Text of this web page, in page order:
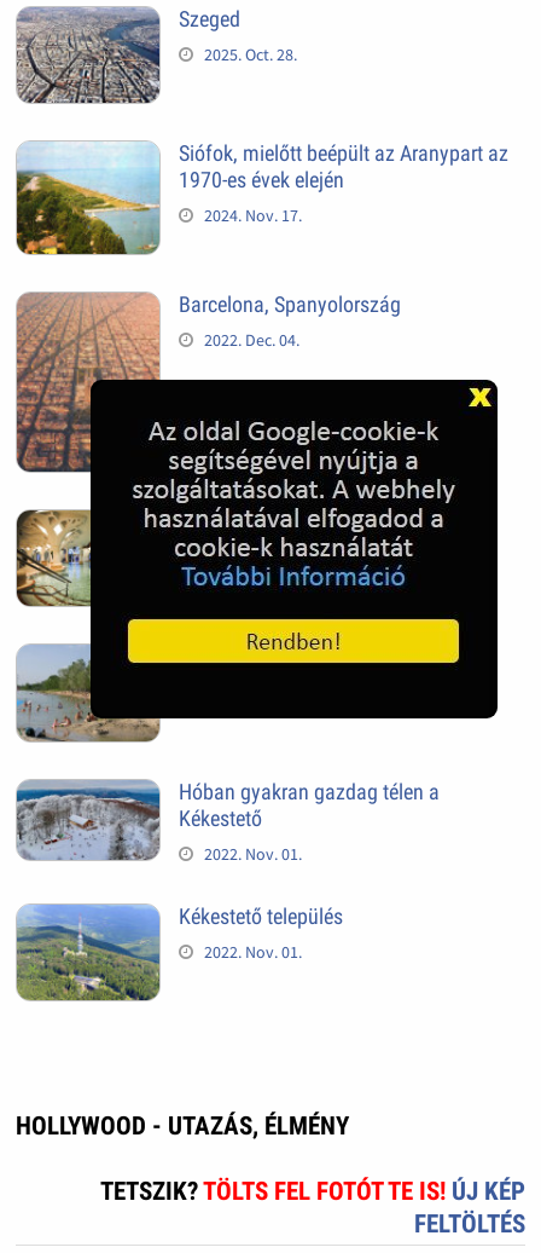
Szeged
2025. Oct. 28.
Siófok, mielőtt beépült az Aranypart az
1970-es évek elején
2024. Nov. 17.
Barcelona, Spanyolország
2022. Dec. 04.
Hagymatikum | Makó fürdő
2022. Nov. 01.
Sándorfalva, Nádastó
Hóban gyakran gazdag télen a
Kékestető
2022. Nov. 01.
Kékestető település
2022. Nov. 01.
HOLLYWOOD - UTAZÁS, ÉLMÉNY
TETSZIK?TÖLTS FEL FOTÓT TE IS! ÚJ KÉP
FELTÖLTÉS